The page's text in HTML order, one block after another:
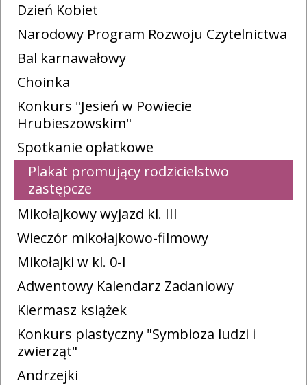
Dzień Kobiet
Narodowy Program Rozwoju Czytelnictwa
Bal karnawałowy
Choinka
Konkurs "Jesień w Powiecie
Hrubieszowskim"
Spotkanie opłatkowe
Plakat promujący rodzicielstwo
zastępcze
Mikołajkowy wyjazd kl. III
Wieczór mikołajkowo-filmowy
Mikołajki w kl. 0-I
Adwentowy Kalendarz Zadaniowy
Kiermasz książek
Konkurs plastyczny "Symbioza ludzi i
zwierząt"
Andrzejki